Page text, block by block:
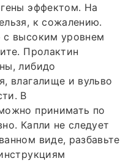
эффектом. На
к сожалению.
с высоким уровнем
Пролактин
либидо
влагалище и вульво
В
принимать по
Капли не следует
виде, разбавьте